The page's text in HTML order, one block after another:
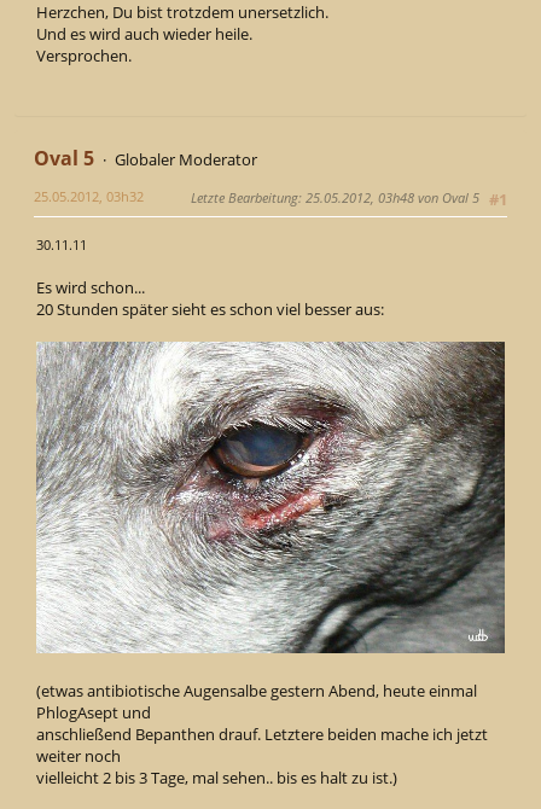
Herzchen, Du bist trotzdem unersetzlich.
Und es wird auch wieder heile.
Versprochen.
Oval 5
Globaler Moderator
#1
25.05.2012, 03h32 Letzte Bearbeitung: 25.05.2012, 03h48 von Oval 5
30.11.11
Es wird schon...
20 Stunden später sieht es schon viel besser aus:
(etwas antibiotische Augensalbe gestern Abend, heute einmal
PhlogAsept und
anschließend Bepanthen drauf. Letztere beiden mache ich jetzt
weiter noch
vielleicht 2 bis 3 Tage, mal sehen.. bis es halt zu ist.)